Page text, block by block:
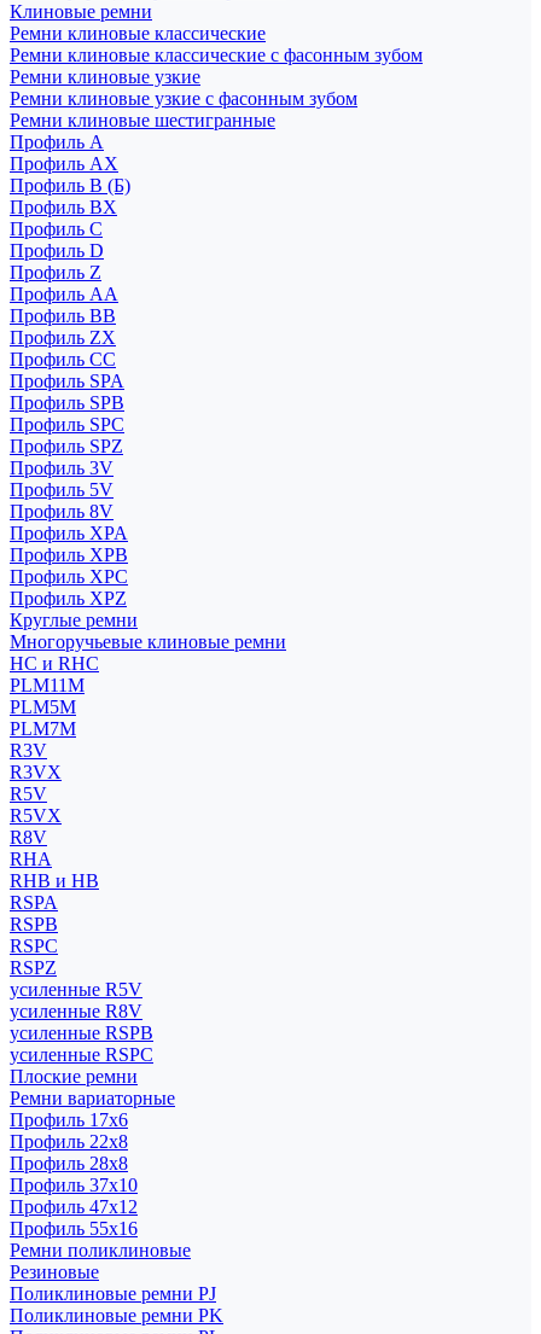
Клиновые ремни
Ремни клиновые классические
Ремни клиновые классические с фасонным зубом
Ремни клиновые узкие
Ремни клиновые узкие с фасонным зубом
Ремни клиновые шестигранные
Профиль A
Профиль AX
Профиль B (Б)
Профиль BX
Профиль C
Профиль D
Профиль Z
Профиль АА
Профиль BB
Профиль ZX
Профиль CC
Профиль SPA
Профиль SPB
Профиль SPC
Профиль SPZ
Профиль 3V
Профиль 5V
Профиль 8V
Профиль XPA
Профиль XPB
Профиль XPC
Профиль XPZ
Круглые ремни
Многоручьевые клиновые ремни
HC и RHC
PLM11M
PLM5M
PLM7M
R3V
R3VX
R5V
R5VX
R8V
RHA
RHB и HB
RSPA
RSPB
RSPC
RSPZ
усиленные R5V
усиленные R8V
усиленные RSPB
усиленные RSPC
Плоские ремни
Ремни вариаторные
Профиль 17x6
Профиль 22x8
Профиль 28x8
Профиль 37x10
Профиль 47x12
Профиль 55x16
Ремни поликлиновые
Резиновые
Поликлиновые ремни PJ
Поликлиновые ремни PK